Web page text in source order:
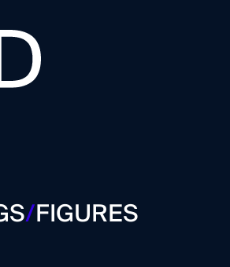
/FIGURES